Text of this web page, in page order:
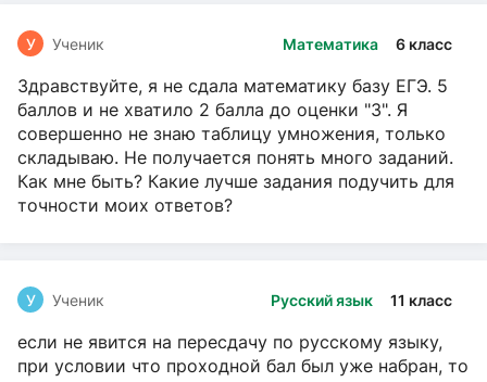
Математика 6 класс
У Ученик
Здравствуйте, я не сдала математику базу ЕГЭ. 5
баллов и не хватило 2 балла до оценки "3". Я
совершенно не знаю таблицу умножения, только
складываю. Не получается понять много заданий.
Как мне быть? Какие лучше задания подучить для
точности моих ответов?
Русский язык 11 класс
У Ученик
если не явится на пересдачу по русскому языку,
при условии что проходной бал был уже набран, то